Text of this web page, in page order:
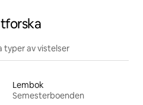
typer av vistelser
Lembok
Semesterboenden